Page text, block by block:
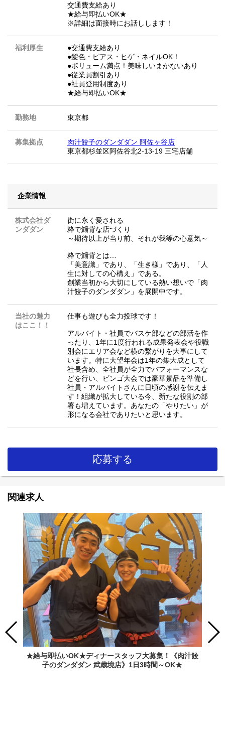
交通費支給あり
★給与即払いOK★
※詳細は面接時にお話しします！
福利厚生
●交通費支給あり
●髪色・ピアス・ヒゲ・ネイルOK！
●ボリューム満点！美味しいまかないあり
●従業員割引あり
●社員登用制度あり
★給与即払いOK★
勤務地 東京都
募集拠点
肉汁餃子のダンダダン 阿佐ヶ谷店
東京都杉並区阿佐谷北2-13-19 三宅店舗
企業情報
株式会社ダ
ンダダン
街に永く愛される
粋で鯔背な店づくり
～期待以上が当り前、それが我等の心意気～
粋で鯔背とは…
「美意識」であり、「生き様」であり、「人
生に対しての心構え」である。
創業当初から大切にしている熱い想いで「肉
汁餃子のダンダダン」を展開中です。
当社の魅力
はここ！！
仕事も遊びも全力投球です！
アルバイト・社員でバスケ部などの部活を作
ったり、1年に1度行われる成果発表会や役職
別会にエリア会など横の繋がりを大事にして
います。特に大望年会は1年の集大成として
社長含め、全社員が全力でパフォーマンスな
どを行い、ビンゴ大会では豪華景品を準備し
社員・アルバイトさんに日頃の感謝を伝えま
す！組織が拡大している今、新たな役割の部
署も増えています。あなたの「やりたい」が
形になる会社でありたいと思います。
応募する
関連求人
★給与即払いOK★ディナースタッフ大募集！《肉汁餃
子のダンダダン 武蔵境店》1日3時間～OK★